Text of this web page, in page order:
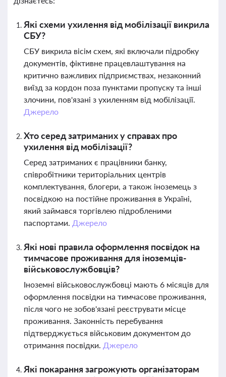
Які схеми ухилення від мобілізації викрила
СБУ?
СБУ викрила вісім схем, які включали підробку
документів, фіктивне працевлаштування на
критично важливих підприємствах, незаконний
виїзд за кордон поза пунктами пропуску та інші
злочини, пов'язані з ухиленням від мобілізації.
Джерело
Хто серед затриманих у справах про
ухилення від мобілізації?
Серед затриманих є працівники банку,
співробітники територіальних центрів
комплектування, блогери, а також іноземець з
посвідкою на постійне проживання в Україні,
який займався торгівлею підробленими
паспортами. Джерело
Які нові правила оформлення посвідок на
тимчасове проживання для іноземців-
військовослужбовців?
Іноземні військовослужбовці мають 6 місяців для
оформлення посвідки на тимчасове проживання,
після чого не зобов'язані реєструвати місце
проживання. Законність перебування
підтверджується військовим документом до
отримання посвідки. Джерело
Які покарання загрожують організаторам